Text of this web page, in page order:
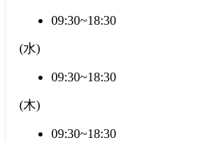
09:30~18:30
(水)
09:30~18:30
(木)
09:30~18:30